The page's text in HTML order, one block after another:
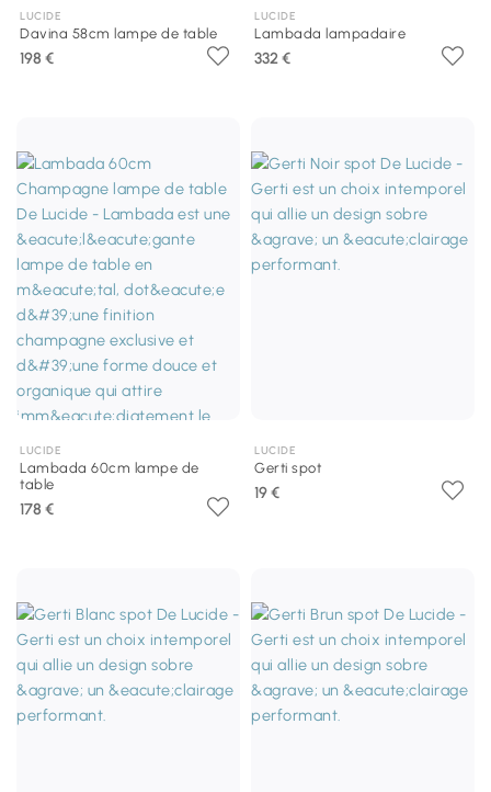
LUCIDE
Davina 58cm lampe de table
198 €
LUCIDE
Lambada lampadaire
332 €
LUCIDE
Lambada 60cm lampe de
table
178 €
LUCIDE
Gerti spot
19 €